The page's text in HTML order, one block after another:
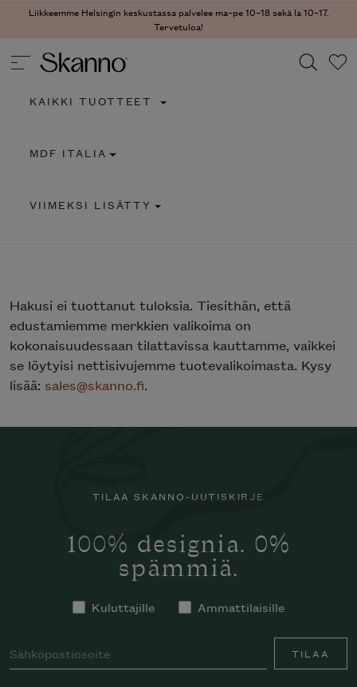
Liikkeemme Helsingin keskustassa palvelee ma–pe 10–18 sekä la 10–17.
Tervetuloa!
Type 2 or more characters for results.
KAIKKI TUOTTEET
MDF ITALIA
VIIMEKSI LISÄTTY
Hakusi ei tuottanut tuloksia. Tiesithän, että
edustamiemme merkkien valikoima on
kokonaisuudessaan tilattavissa kauttamme, vaikkei
se löytyisi nettisivujemme tuotevalikoimasta. Kysy
lisää: sales@skanno.fi.
TILAA SKANNO-UUTISKIRJE
100% designia. 0%
spämmiä.
Kuluttajille Ammattilaisille
TILAA